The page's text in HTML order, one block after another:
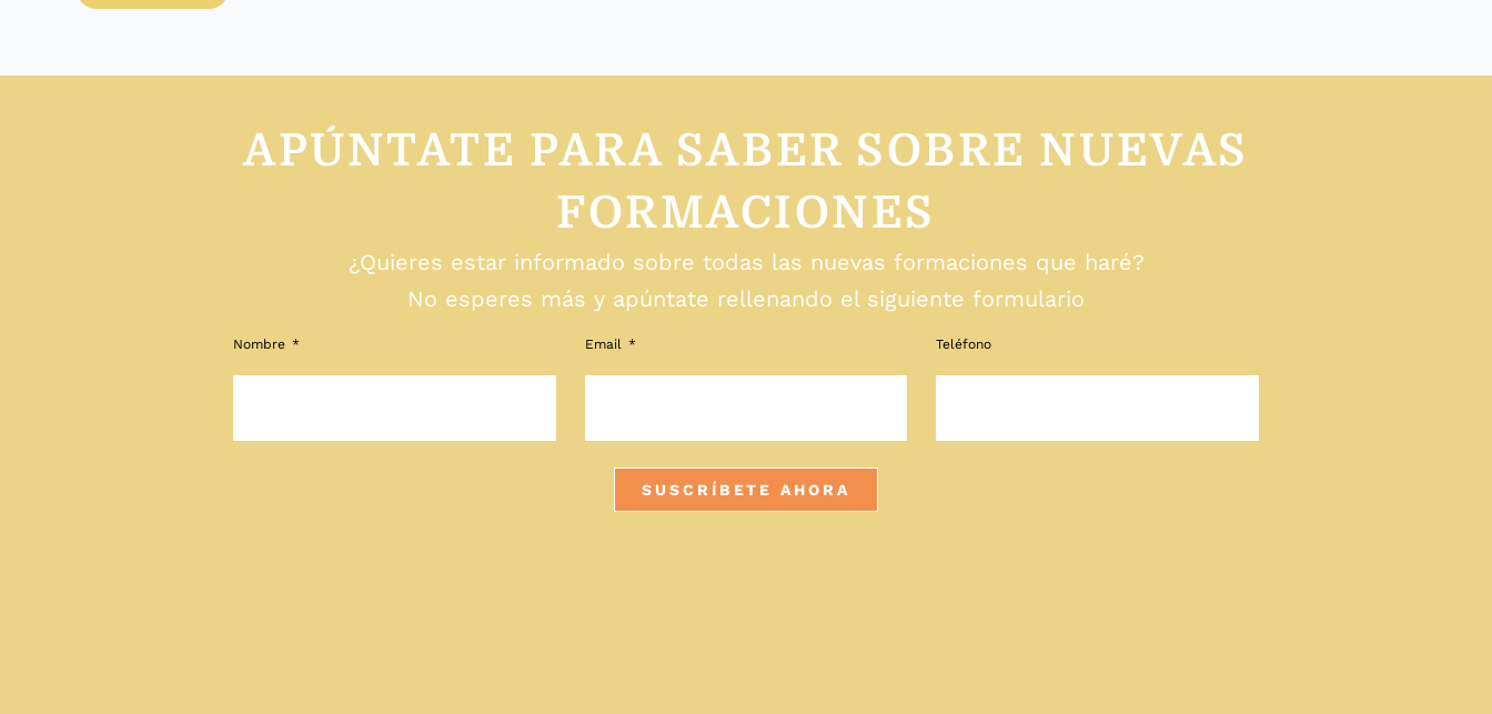
APÚNTATE PARA SABER SOBRE NUEVAS
FORMACIONES
¿Quieres estar informado sobre todas las nuevas formaciones que haré?
No esperes más y apúntate rellenando el siguiente formulario
Nombre Email Teléfono
SUSCRÍBETE AHORA